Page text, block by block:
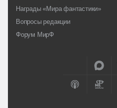
Награды «Мира фантастики»
Вопросы редакции
Форум МирФ